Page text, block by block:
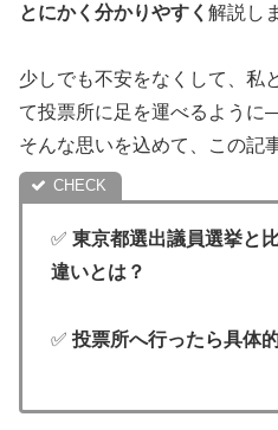
とにかく分かりやすく 解説し
少しでも不安をなくして、私
て投票所に足を運べるよう
そんな思いを込めて、この記
✅ 東京都選出議員選挙と
違いとは？
✅ 投票所へ行ったら具体